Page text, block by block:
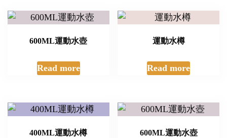
600ML運動水壺
Read more
運動水樽
Read more
400ML運動水樽 600ML運動水壺